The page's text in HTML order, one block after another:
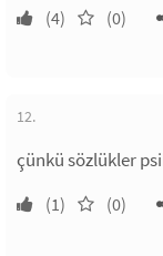
(4) (0)
12.
çünkü sözlükler
(1) (0)